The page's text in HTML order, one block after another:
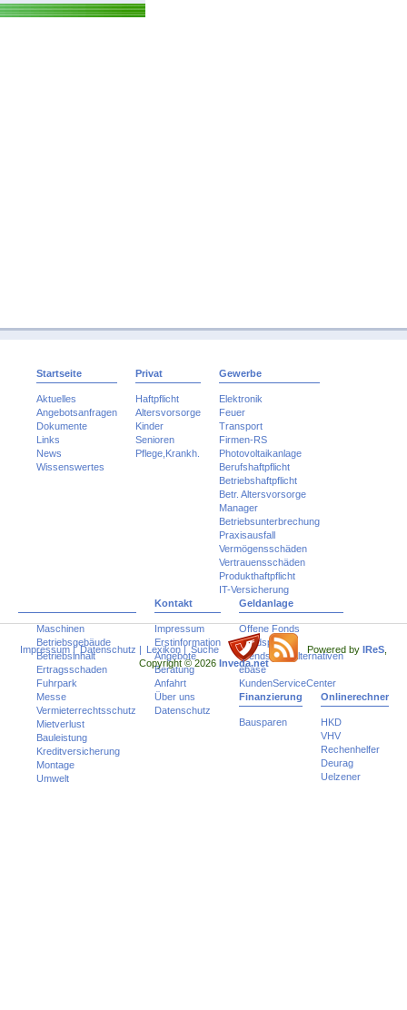
Startseite
Aktuelles
Angebotsanfragen
Dokumente
Links
News
Wissenswertes
Privat
Haftpflicht
Altersvorsorge
Kinder
Senioren
Pflege,Krankh.
Gewerbe
Elektronik
Feuer
Transport
Firmen-RS
Photovoltaikanlage
Berufshaftpflicht
Betriebshaftpflicht
Betr. Altersvorsorge
Manager
Betriebsunterbrechung
Praxisausfall
Vermögensschäden
Vertrauensschäden
Produkthaftpflicht
IT-Versicherung
Maschinen
Betriebsgebäude
Betriebsinhalt
Ertragsschaden
Fuhrpark
Messe
Vermieterrechtsschutz
Mietverlust
Bauleistung
Kreditversicherung
Montage
Umwelt
Kontakt
Impressum
Erstinformation
Angebote
Beratung
Anfahrt
Über uns
Datenschutz
Geldanlage
Offene Fonds
Fondspolicen
Trends und Alternativen
ebase
KundenServiceCenter
Finanzierung
Bausparen
Onlinerechner
HKD
VHV
Rechenhelfer
Deurag
Uelzener
Impressum| Datenschutz | Lexikon| Suche Powered by IReS
Copyright © 2026 Inveda.net